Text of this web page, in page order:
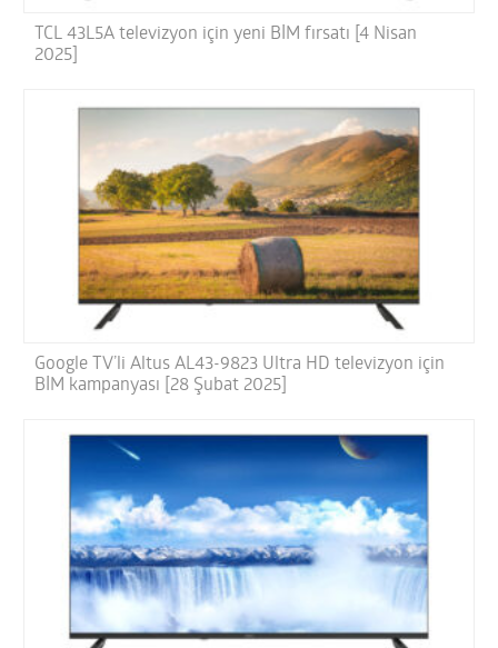
TCL 43L5A televizyon için yeni BİM fırsatı [4 Nisan
2025]
Google TV’li Altus AL43-9823 Ultra HD televizyon için
BİM kampanyası [28 Şubat 2025]